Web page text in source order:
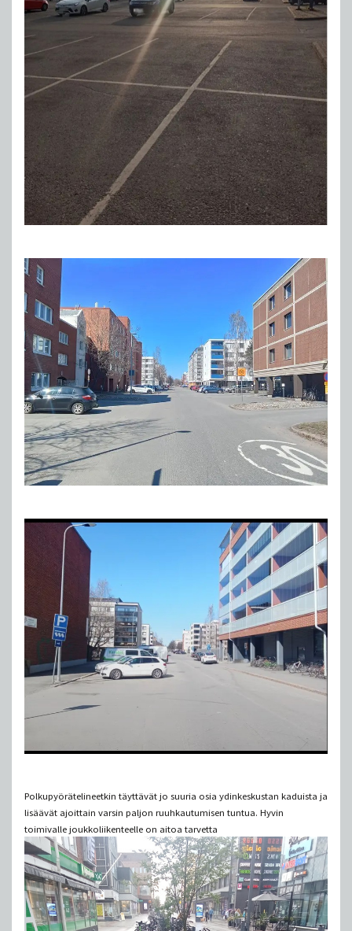
Polkupyörätelineetkin täyttävät jo suuria osia ydinkeskustan kaduista ja
lisäävät ajoittain varsin paljon ruuhkautumisen tuntua. Hyvin
toimivalle joukkoliikenteelle on aitoa tarvetta